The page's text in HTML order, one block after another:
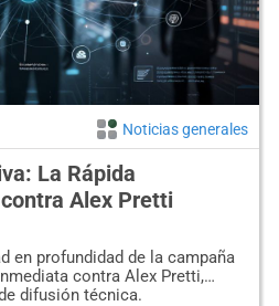
Noticias generales
La Rápida
Alex Pretti
en profundidad de la campaña
contra Alex Pretti,
difusión técnica.